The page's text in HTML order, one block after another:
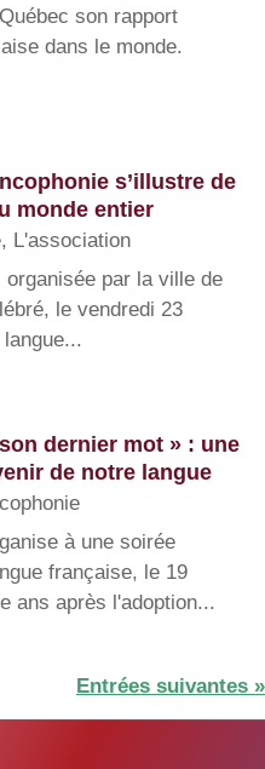
son rapport
dans le monde.
s’illustre de
monde entier
, L'association
organisée par la ville de
le vendredi 23
dernier mot » : une
de notre langue
à une soirée
française, le 19
ans après l'adoption...
Entrées suivantes »